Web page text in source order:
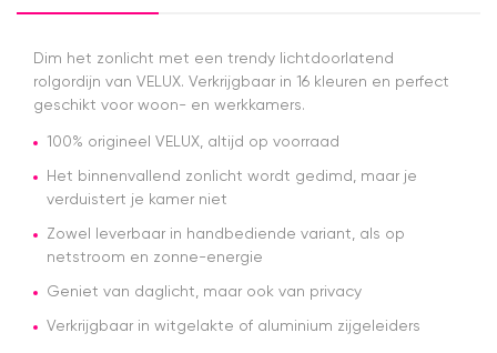
bestelling
al ophalen
geregeld
stuk
dan bij
andere
Dim het zonlicht met een trendy lichtdoorlatend
rolgordijn van VELUX. Verkrijgbaar in 16 kleuren en perfect
geschikt voor woon- en werkkamers.
100% origineel VELUX, altijd op voorraad
Het binnenvallend zonlicht wordt gedimd, maar je
verduistert je kamer niet
Zowel leverbaar in handbediende variant, als op
netstroom en zonne-energie
Geniet van daglicht, maar ook van privacy
Verkrijgbaar in witgelakte of aluminium zijgeleiders